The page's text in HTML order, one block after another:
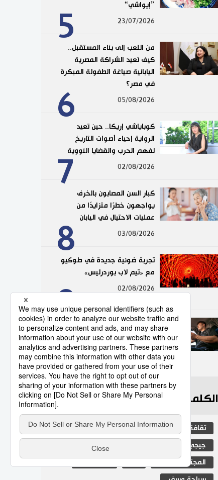
5
”إيواشي“
23/07/2026
6
من اللعب إلى بناء المستقبل..
كيف تعيد الشراكة المصرية
اليابانية صياغة الطفولة المبكرة
في مصر؟
05/08/2026
7
كوباياشي إريكا.. حين تعيد
الرواية إحياء أصوات التاريخ
لفهم الحرب والقضايا النووية
02/08/2026
8
كبار السن المصابون بالخرف
يواجهون خطرًا متزايدًا من
عمليات الاحتيال في اليابان
03/08/2026
9
تجربة ضوئية جديدة في طوكيو
مع «تيم لاب بوردرليس»
02/08/2026
10
عدد قياسي لحوادث المرور
الناجمة عن استخدام الهواتف
الذكية في اليابان
10/07/2026
الكلمات الأكثر بحثا
ثقافة اليابان التعليم الياباني
جيجي برس المطبخ الياباني
المجتمع الياباني